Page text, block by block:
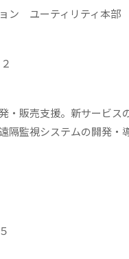
ン ユーティリティ本部
・販売支援。新サービ
監視システムの開発・